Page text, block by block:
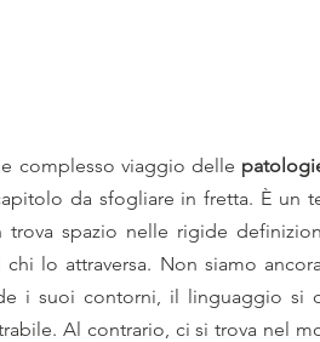
complesso viaggio delle
da sfogliare in fretta. È un
spazio nelle rigide
lo attraversa. Non siamo
i suoi contorni, il linguaggio si
Al contrario, ci si trova nel